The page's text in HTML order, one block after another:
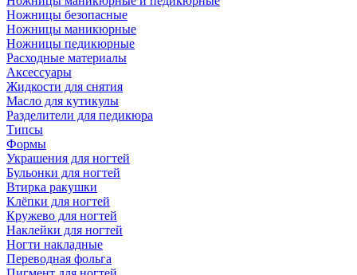
Ножницы безопасные
Ножницы маникюрные
Ножницы педикюрные
Расходные материалы
Аксессуары
Жидкости для снятия
Масло для кутикулы
Разделители для педикюра
Типсы
Формы
Украшения для ногтей
Бульонки для ногтей
Втирка ракушки
Клёпки для ногтей
Кружево для ногтей
Наклейки для ногтей
Ногти накладные
Переводная фольга